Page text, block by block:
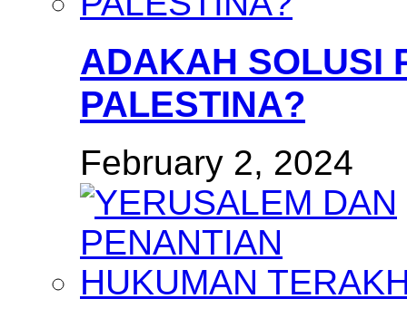
ADAKAH SOLUSI
PALESTINA?
February 2, 2024